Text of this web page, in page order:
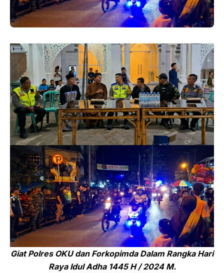
Giat Polres OKU dan Forkopimda Dalam Rangka Hari
Raya Idul Adha 1445 H / 2024 M.